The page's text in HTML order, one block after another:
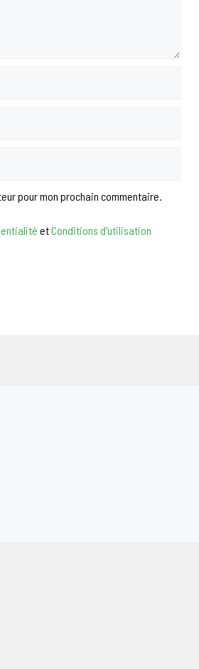
pour mon prochain commentaire.
etConditions d'utilisation